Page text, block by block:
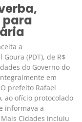
para
a
(PDT), de R$
do Governo do
em
prefeito Rafael
ao ofício protocolado
informava a
Cidades incluiu